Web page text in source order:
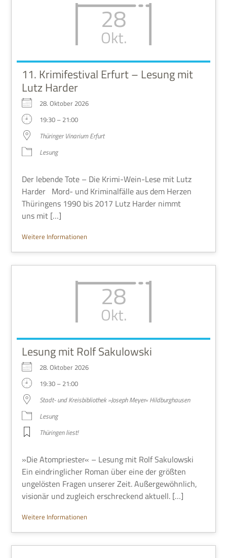
28
Okt.
11. Krimifestival Erfurt – Lesung mit
Lutz Harder
28. Okto­ber 2026
19:30 – 21:00
Thü­rin­ger Vin­a­rium Erfurt
Lesung
Der lebende Tote – Die Krimi-Wein-Lese mit Lutz
Har­der Mord- und Kri­mi­nal­fälle aus dem Her­zen
Thü­rin­gens 1990 bis 2017 Lutz Har­der nimmt
uns mit […]
Wei­tere Informationen
28
Okt.
Lesung mit Rolf Sakulowski
28. Okto­ber 2026
19:30 – 21:00
Stadt- und Kreis­bi­blio­thek »Joseph Meyer« Hildburghausen
Lesung
Thü­rin­gen liest!
»Die Atom­prie­ster« – Lesung mit Rolf Saku­low­ski
Ein ein­dring­li­cher Roman über eine der größ­ten
unge­lö­sten Fra­gen unse­rer Zeit. Außer­ge­wöhn­lich,
visio­när und zugleich erschreckend aktuell. […]
Wei­tere Informationen